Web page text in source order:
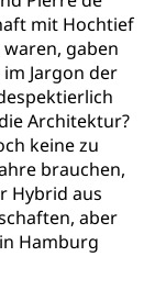
mit Hochtief
gaben
Jargon der
Architektur?
keine zu
brauchen,
Hybrid aus
aber
Hamburg